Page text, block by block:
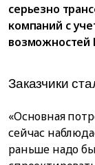
серьезно
компаний с
возможностей
Заказчики
«Основная
сейчас
раньше надо